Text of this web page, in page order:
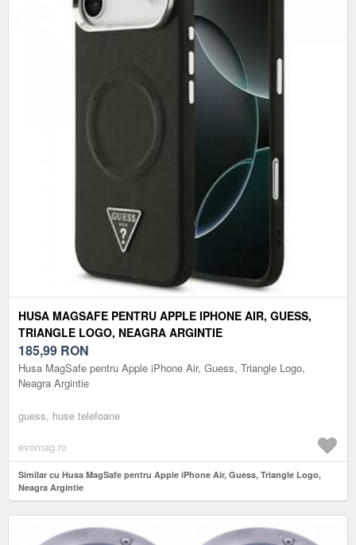
HUSA MAGSAFE PENTRU APPLE IPHONE AIR, GUESS,
TRIANGLE LOGO, NEAGRA ARGINTIE
185,99 RON
Husa MagSafe pentru Apple iPhone Air, Guess, Triangle Logo,
Neagra Argintie
guess, huse telefoane
evomag.ro
Similar cu Husa MagSafe pentru Apple iPhone Air, Guess, Triangle Logo,
Neagra Argintie